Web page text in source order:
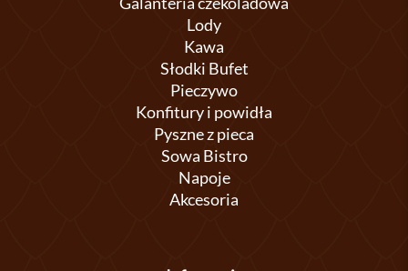
Lody
Kawa
Słodki Bufet
Pieczywo
Konfitury i powidła
Pyszne z pieca
Sowa Bistro
Napoje
Akcesoria